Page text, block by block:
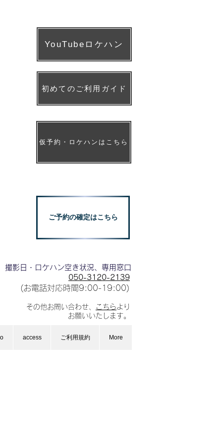
YouTubeロケハン
初めてのご利用ガイド
仮予約・ロケハンはこちら
ご予約の確定はこちら
撮影日・ロケハン空き状況、専用窓口
050-3120-2139
(お電話対応時間9:00-19:00)
その他お問い合わせ、 こちらより
お願いいたします。
access ご利用規約 More